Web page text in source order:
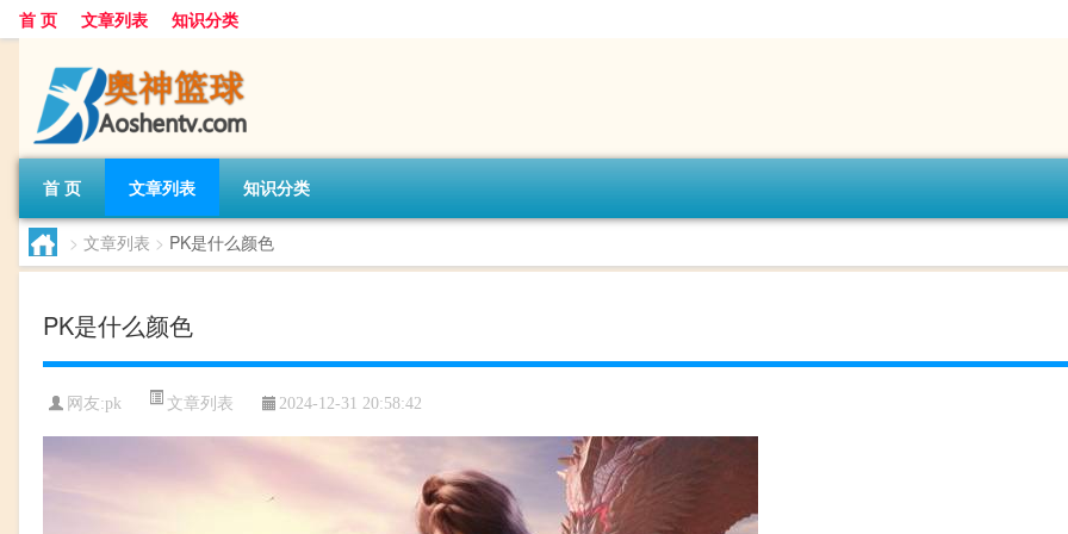
首 页 文章列表 知识分类
首 页 文章列表 知识分类
> 文章列表 > PK是什么颜色
PK是什么颜色
网友:pk 文章列表 2024-12-31 20:58:42